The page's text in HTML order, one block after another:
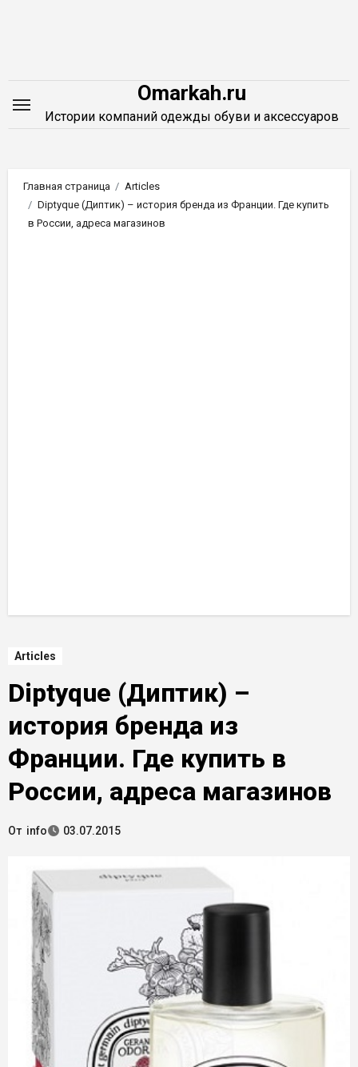
Omarkah.ru
Истории компаний одежды обуви и аксессуаров
Главная страница
Articles
Diptyque (Диптик) – история бренда из Франции. Где купить
в России, адреса магазинов
Articles
Diptyque (Диптик) –
история бренда из
Франции. Где купить в
России, адреса магазинов
От info 03.07.2015